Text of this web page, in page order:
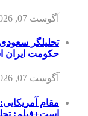
آگوست 07, 2026
تحلیلگر سعودی:
حکومت ایران
آگوست 07, 2026
مقام
است+فیلم: